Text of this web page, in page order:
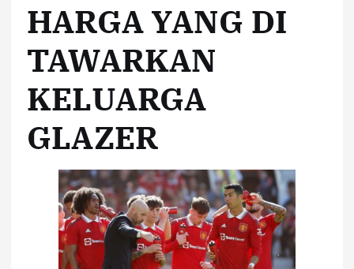
HARGA YANG DI
TAWARKAN
KELUARGA
GLAZER